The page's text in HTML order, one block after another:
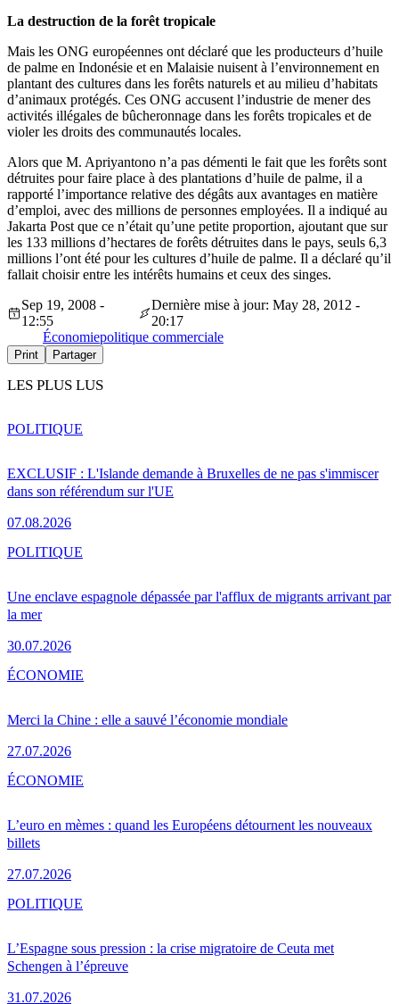
La destruction de la forêt tropicale
Mais les ONG européennes ont déclaré que les producteurs d’huile
de palme en Indonésie et en Malaisie nuisent à l’environnement en
plantant des cultures dans les forêts naturels et au milieu d’habitats
d’animaux protégés. Ces ONG accusent l’industrie de mener des
activités illégales de bûcheronnage dans les forêts tropicales et de
violer les droits des communautés locales.
Alors que M. Apriyantono n’a pas démenti le fait que les forêts sont
détruites pour faire place à des plantations d’huile de palme, il a
rapporté l’importance relative des dégâts aux avantages en matière
d’emploi, avec des millions de personnes employées. Il a indiqué au
Jakarta Post que ce n’était qu’une petite proportion, ajoutant que sur
les 133 millions d’hectares de forêts détruites dans le pays, seuls 6,3
millions l’ont été pour les cultures d’huile de palme. Il a déclaré qu’il
fallait choisir entre les intérêts humains et ceux des singes.
Sep 19, 2008 -
12:55
Dernière mise à jour: May 28, 2012 -
20:17
Économiepolitique commerciale
Print Partager
LES PLUS LUS
EXCLUSIF : L'Islande demande à Bruxelles de ne pas s'immiscer
dans son référendum sur l'UE
07.08.2026
POLITIQUE
Une enclave espagnole dépassée par l'afflux de migrants arrivant par
la mer
30.07.2026
POLITIQUE
Merci la Chine : elle a sauvé l’économie mondiale
27.07.2026
ÉCONOMIE
L’euro en mèmes : quand les Européens détournent les nouveaux
billets
27.07.2026
ÉCONOMIE
L’Espagne sous pression : la crise migratoire de Ceuta met
Schengen à l’épreuve
31.07.2026
POLITIQUE